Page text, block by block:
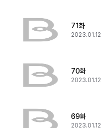
71화
2023.01.12
70화
2023.01.12
69화
2023.01.12